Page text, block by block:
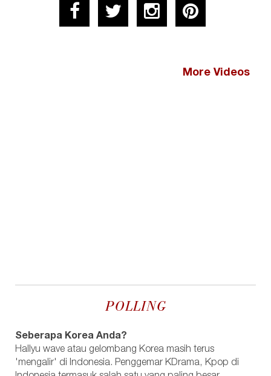
More Videos
POLLING
Seberapa Korea Anda?
Hallyu wave atau gelombang Korea masih terus
'mengalir' di Indonesia. Penggemar KDrama, Kpop di